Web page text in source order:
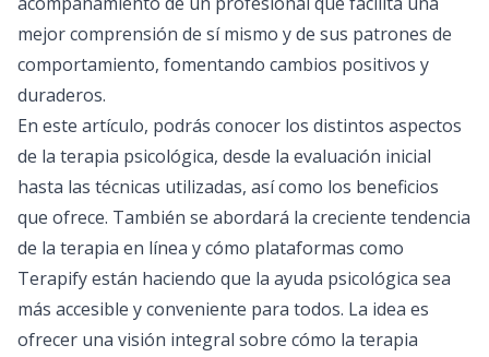
mejor comprensión de sí mismo y de sus patrones de
comportamiento, fomentando cambios positivos y
duraderos.
En este artículo, podrás conocer los distintos aspectos
de la terapia psicológica, desde la evaluación inicial
hasta las técnicas utilizadas, así como los beneficios
que ofrece. También se abordará la creciente tendencia
de la terapia en línea y cómo plataformas como
Terapify están haciendo que la ayuda psicológica sea
más accesible y conveniente para todos. La idea es
ofrecer una visión integral sobre cómo la terapia